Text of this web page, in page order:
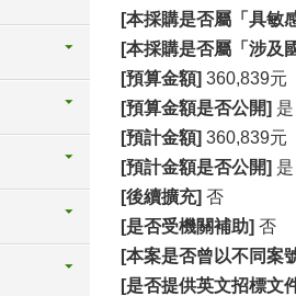
[本採購是否屬「具敏
[本採購是否屬「涉及
[預算金額] 360,839元
[預算金額是否公開] 是
[預計金額] 360,839元
[預計金額是否公開] 是
[後續擴充] 否
[是否受機關補助] 否
[本案是否曾以不同案
[是否提供英文招標文